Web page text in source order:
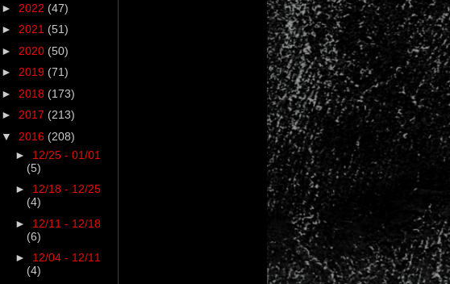
► 2022 (47)
► 2021 (51)
► 2020 (50)
► 2019 (71)
► 2018 (173)
► 2017 (213)
▼ 2016 (208)
► 12/25 - 01/01
(5)
► 12/18 - 12/25
(4)
► 12/11 - 12/18
(6)
► 12/04 - 12/11
(4)